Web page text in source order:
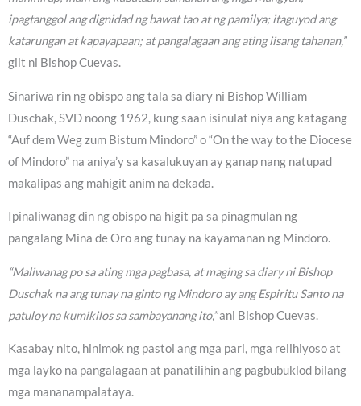
ipagtanggol ang dignidad ng bawat tao at ng pamilya; itaguyod ang
katarungan at kapayapaan; at pangalagaan ang ating iisang tahanan,”
giit ni Bishop Cuevas.
Sinariwa rin ng obispo ang tala sa diary ni Bishop William
Duschak, SVD noong 1962, kung saan isinulat niya ang katagang
“Auf dem Weg zum Bistum Mindoro” o “On the way to the Diocese
of Mindoro” na aniya’y sa kasalukuyan ay ganap nang natupad
makalipas ang mahigit anim na dekada.
Ipinaliwanag din ng obispo na higit pa sa pinagmulan ng
pangalang Mina de Oro ang tunay na kayamanan ng Mindoro.
“Maliwanag po sa ating mga pagbasa, at maging sa diary ni Bishop
Duschak na ang tunay na ginto ng Mindoro ay ang Espiritu Santo na
patuloy na kumikilos sa sambayanang ito,”ani Bishop Cuevas.
Kasabay nito, hinimok ng pastol ang mga pari, mga relihiyoso at
mga layko na pangalagaan at panatilihin ang pagbubuklod bilang
mga mananampalataya.